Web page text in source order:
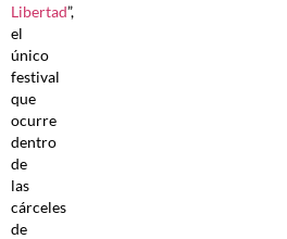
Libertad”,
el
único
festival
que
ocurre
dentro
de
las
cárceles
de